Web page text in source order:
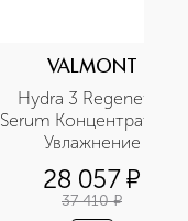
VALMONT
Hydra 3 Regenetic
Serum Концентрат 3D
Увлажнение
28 057¤
37 410 ¤